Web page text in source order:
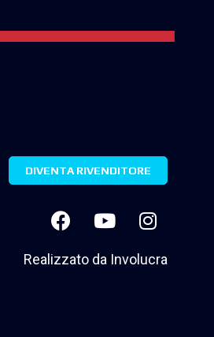
DIVENTA RIVENDITORE
Realizzato da Involucra